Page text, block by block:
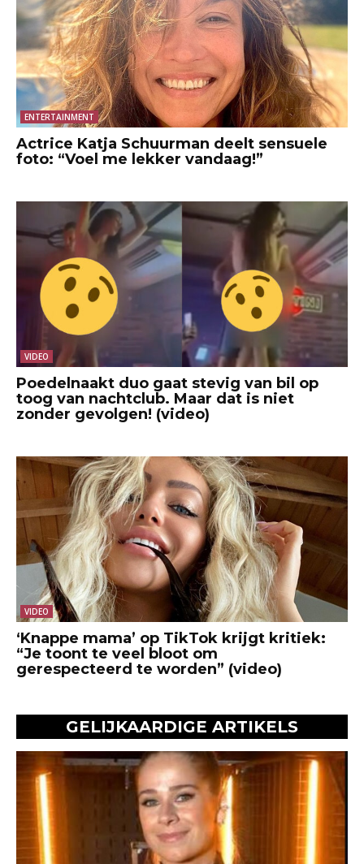
ENTERTAINMENT
Actrice Katja Schuurman deelt sensuele
foto: “Voel me lekker vandaag!”
VIDEO
Poedelnaakt duo gaat stevig van bil op
toog van nachtclub. Maar dat is niet
zonder gevolgen! (video)
VIDEO
‘Knappe mama’ op TikTok krijgt kritiek:
“Je toont te veel bloot om
gerespecteerd te worden” (video)
GELIJKAARDIGE ARTIKELS